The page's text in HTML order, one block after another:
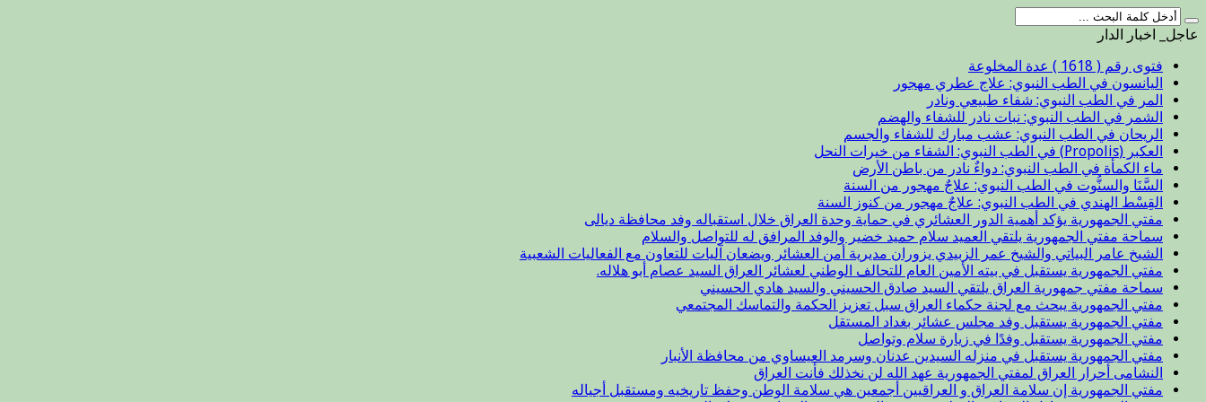
عاجل_ اخبار الدار
فتوى رقم ( 1618 ) عدة المخلوعة
اليانسون في الطب النبوي: علاج عطري مهجور
المر في الطب النبوي: شفاء طبيعي ونادر
الشمر في الطب النبوي: نبات نادر للشفاء والهضم
الريحان في الطب النبوي: عشب مبارك للشفاء والجسم
العكبر (Propolis) في الطب النبوي: الشفاء من خيرات النحل
ماء الكمأة في الطب النبوي: دواءٌ نادر من باطن الأرض
السَّنَا والسنُّوت في الطب النبوي: علاجٌ مهجور من السنة
القِسْط الهندي في الطب النبوي: علاجٌ مهجور من كنوز السنة
مفتي الجمهورية يؤكد أهمية الدور العشائري في حماية وحدة العراق خلال استقباله وفد محافظة ديالى
سماحة مفتي الجمهورية يلتقي العميد سلام حميد خضير والوفد المرافق له للتواصل والسلام
الشيخ عامر البياتي والشيخ عمر الزبيدي يزوران مديرية أمن العشائر ويضعان آليات للتعاون مع الفعاليات الشعبية
مفتي الجمهورية يستقبل في بيته الأمين العام للتحالف الوطني لعشائر العراق السيد عصام أبو هلاله.
سماحة مفتي جمهورية العراق يلتقي السيد صادق الحسيني والسيد هادي الحسيني
مفتي الجمهورية يبحث مع لجنة حكماء العراق سبل تعزيز الحكمة والتماسك المجتمعي
مفتي الجمهورية يستقبل وفد مجلس عشائر بغداد المستقل
مفتي الجمهورية يستقبل وفدًا في زيارة سلام وتواصل
مفتي الجمهورية يستقبل في منزله السيدين عدنان وسرمد العيساوي من محافظة الأنبار
النشامى أحرار العراق لمفتي الجمهورية عهد الله لن نخذلك فأنت العراق
مفتي الجمهورية إن سلامة العراق و العراقيين أجمعين هي سلامة الوطن وحفظ تاريخيه ومستقبل أجياله